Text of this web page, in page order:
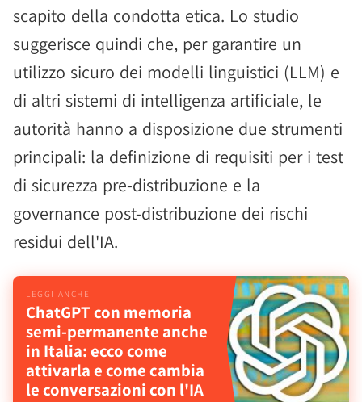
scapito della condotta etica. Lo studio
suggerisce quindi che, per garantire un
utilizzo sicuro dei modelli linguistici (LLM) e
di altri sistemi di intelligenza artificiale, le
autorità hanno a disposizione due strumenti
principali: la definizione di requisiti per i test
di sicurezza pre-distribuzione e la
governance post-distribuzione dei rischi
residui dell'IA.
ChatGPT con memoria
semi-permanente anche
in Italia: ecco come
attivarla e come cambia
le conversazioni con l'IA